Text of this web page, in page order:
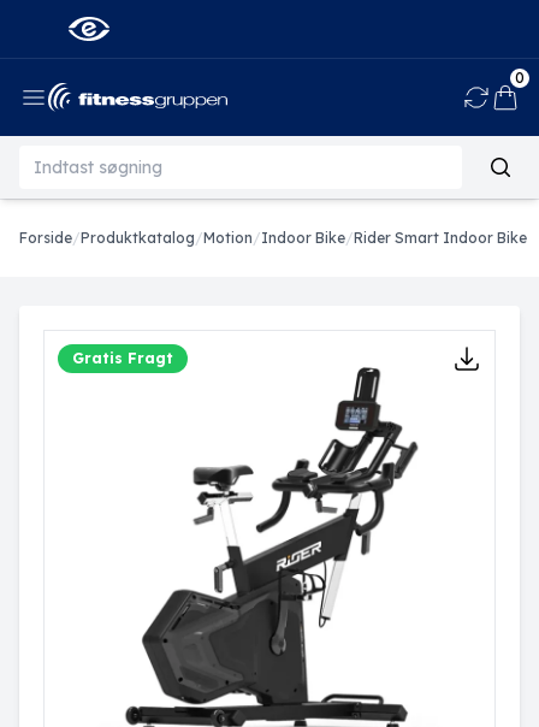
0
Forside/Produktkatalog/Motion/Indoor Bike/Rider Smart Indoor Bike
Gratis Fragt